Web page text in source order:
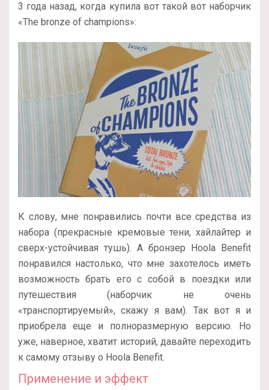
3 года назад, когда купила вот такой вот наборчик
«The bronze of champions»:
К слову, мне понравились почти все средства из
набора (прекрасные кремовые тени, хайлайтер и
сверх-устойчивая тушь). А бронзер Hoola Benefit
понравился настолько, что мне захотелось иметь
возможность брать его с собой в поездки или
путешествия (наборчик не очень
«транспортируемый», скажу я вам). Так вот я и
приобрела еще и полноразмерную версию. Но
уже, наверное, хватит историй, давайте переходить
к самому отзыву о Hoola Benefit.
Применение и эффект